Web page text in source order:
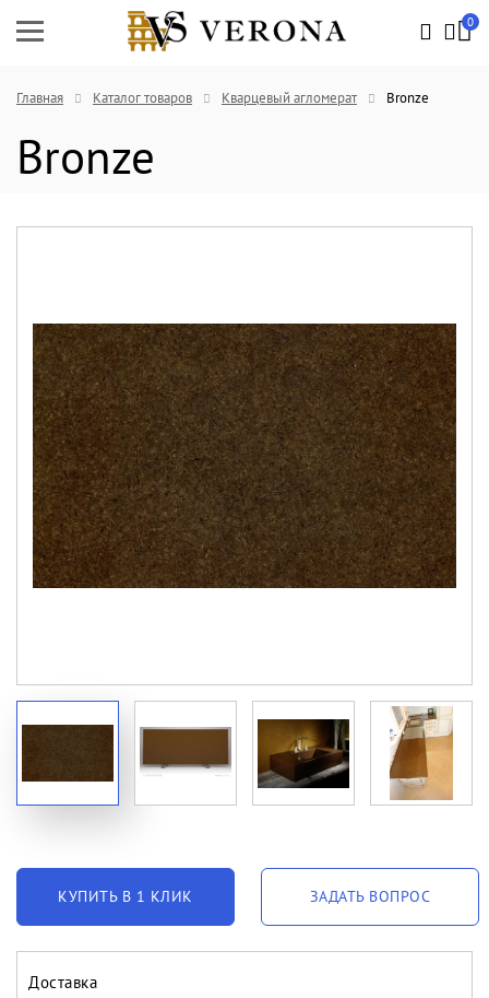
0
Главная Каталог товаров Кварцевый агломерат Bronze
Bronze
КУПИТЬ В 1 КЛИК ЗАДАТЬ ВОПРОС
Доставка